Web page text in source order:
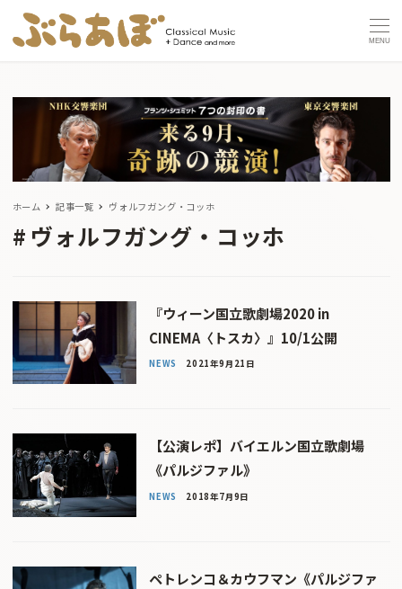
MENU
ホーム 記事一覧 ヴォルフガング・コッホ
ヴォルフガング・コッホ
『ウィーン国立歌劇場2020 in
CINEMA〈トスカ〉』10/1公開
NEWS 2021年9月21日
【公演レポ】バイエルン国立歌劇場
《パルジファル》
NEWS 2018年7月9日
ペトレンコ＆カウフマン《パルジファ